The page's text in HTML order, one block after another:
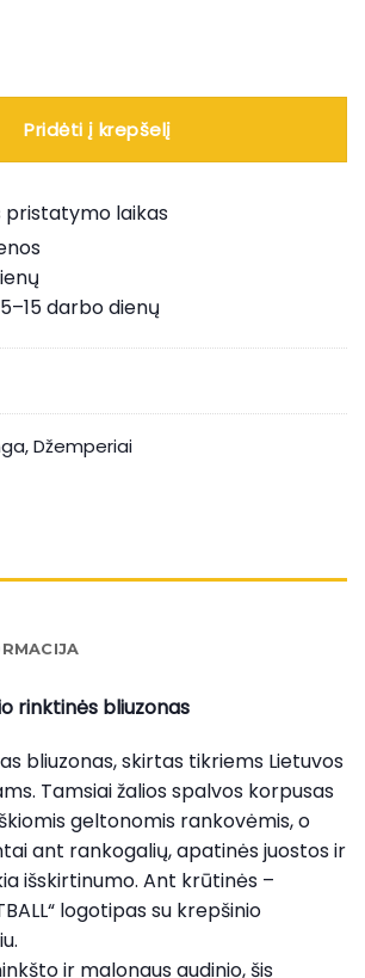
Pridėti į krepšelį
pristatymo laikas
5–15 darbo dienų
,Džemperiai
rinktinės bliuzonas
bliuzonas, skirtas tikriems Lietuvos
Tamsiai žalios spalvos korpusas
geltonomis rankovėmis, o
ant rankogalių, apatinės juostos ir
išskirtinumo. Ant krūtinės –
logotipas su krepšinio
ir malonaus audinio, šis